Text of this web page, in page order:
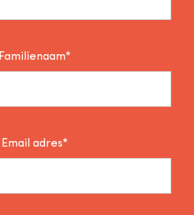
Familienaam*
Email adres*